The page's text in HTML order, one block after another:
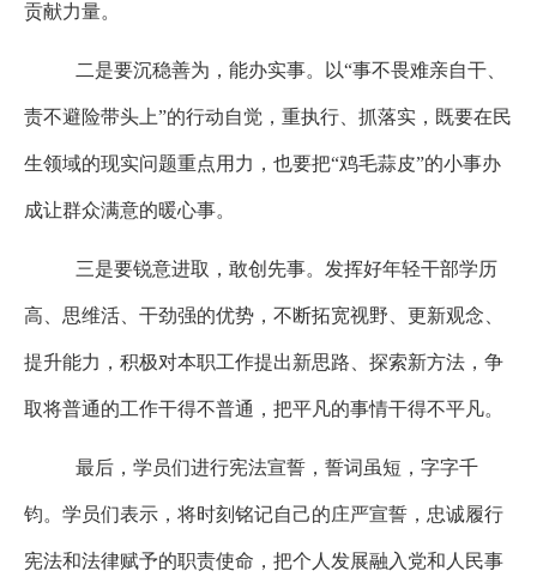
贡献力量。
二是要沉稳善为，能办实事。以“事不畏难亲自干、
责不避险带头上”的行动自觉，重执行、抓落实，既要在民
生领域的现实问题重点用力，也要把“鸡毛蒜皮”的小事办
成让群众满意的暖心事。
三是要锐意进取，敢创先事。发挥好年轻干部学历
高、思维活、干劲强的优势，不断拓宽视野、更新观念、
提升能力，积极对本职工作提出新思路、探索新方法，争
取将普通的工作干得不普通，把平凡的事情干得不平凡。
最后，学员们进行宪法宣誓，誓词虽短，字字千
钧。学员们表示，将时刻铭记自己的庄严宣誓，忠诚履行
宪法和法律赋予的职责使命，把个人发展融入党和人民事